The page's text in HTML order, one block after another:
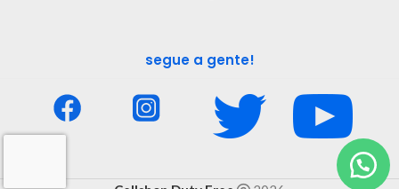
segue a gente!